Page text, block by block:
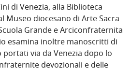
di Venezia, alla Biblioteca
Museo diocesano di Arte Sacra
Grande e Arciconfraternita
esamina inoltre manoscritti di
via da Venezia dopo lo
devozionali e delle